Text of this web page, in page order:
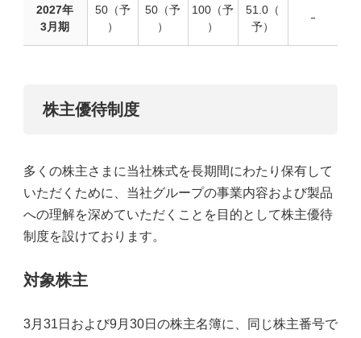
2027年
3月期
50（予
）
50（予
）
100（予
）
51.0（
予）
ｰ
株主優待制度
多くの株主さまに当社株式を長期間にわたり保有して
いただくために、当社グループの事業内容および製品
への理解を深めていただくことを目的として株主優待
制度を設けております。
対象株主
3月31日および9月30日の株主名簿に、同じ株主番号で